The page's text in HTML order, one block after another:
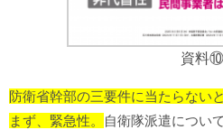
資料⑩
防衛省幹部の三要件に当たらない
まず、緊急性。
自衛隊派遣につい